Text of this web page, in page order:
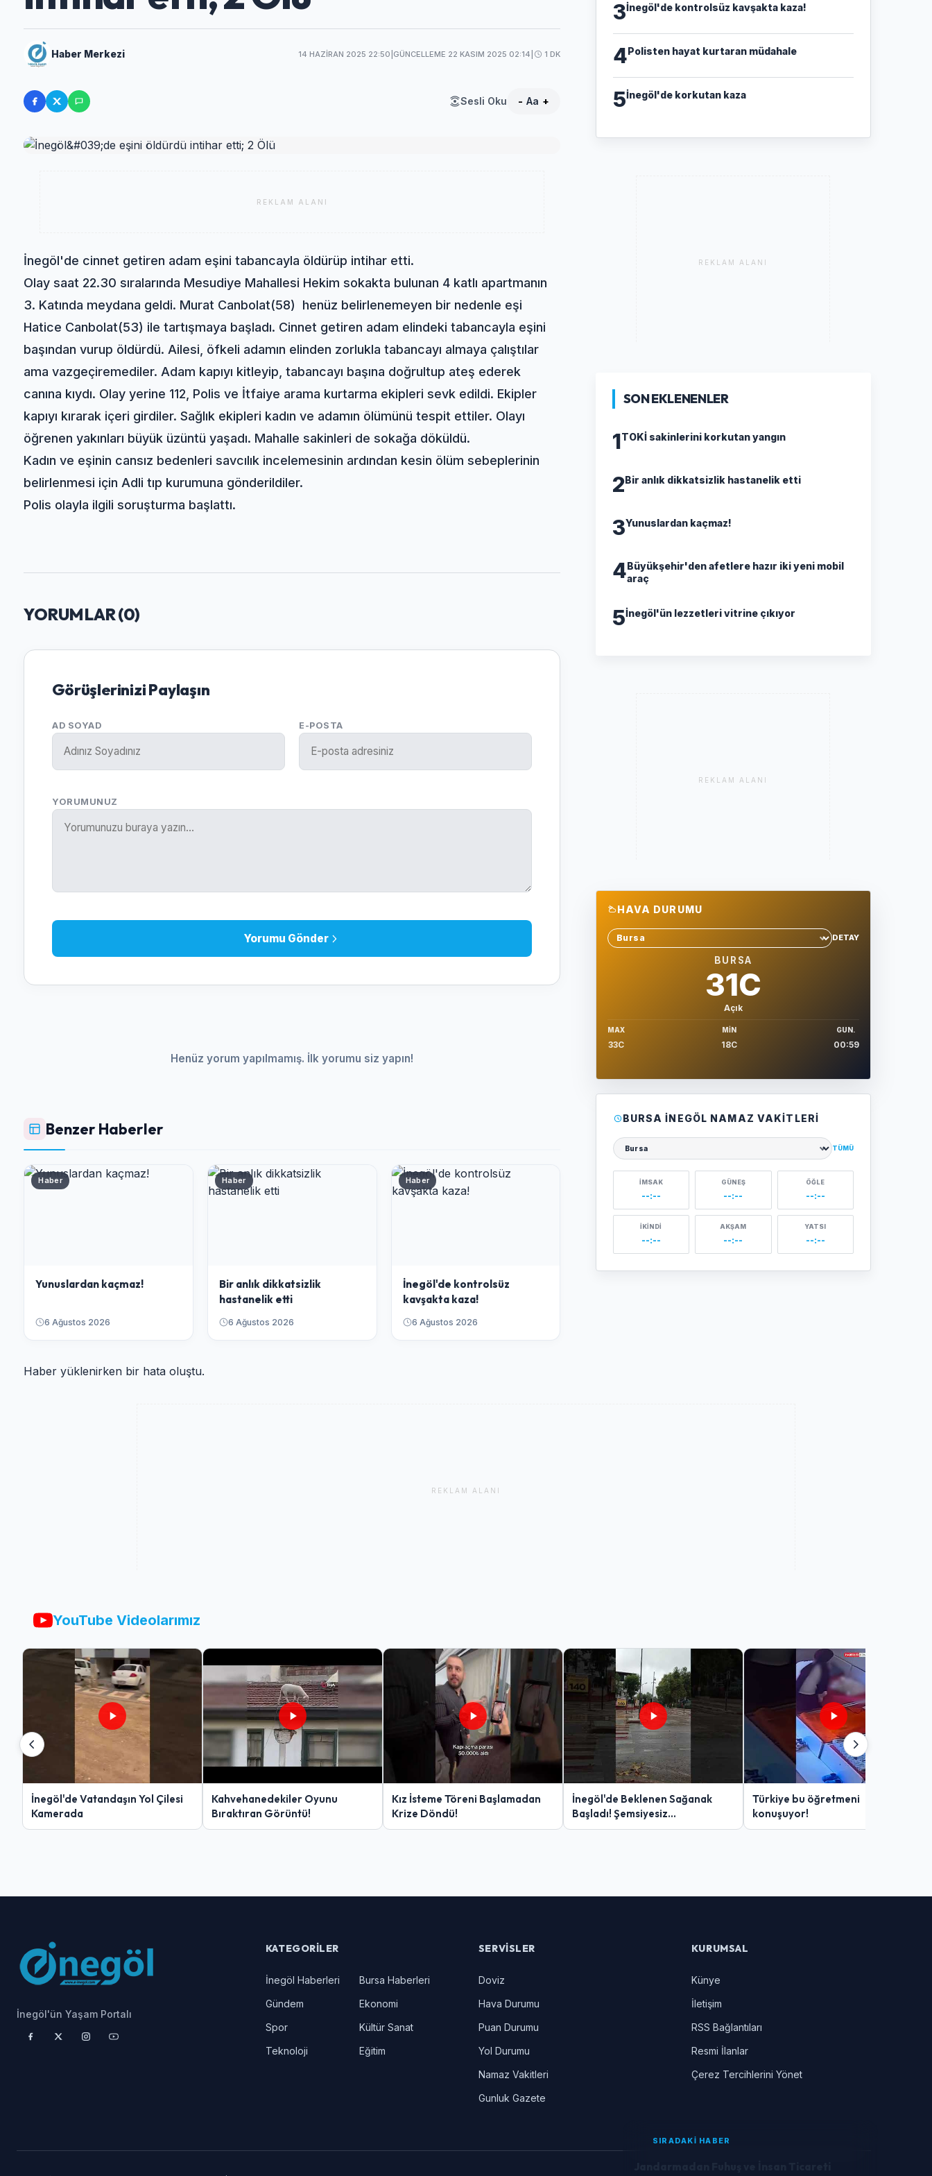
Haber Merkezi 14 HAZIRAN 2025 22:50 GÜNCELLEME 22 KASIM 2025 02:14 1 DK
Sesli Oku - Aa +
REKLAM ALANI
İnegöl'de cinnet getiren adam eşini tabancayla öldürüp intihar etti.
Olay saat 22.30 sıralarında Mesudiye Mahallesi Hekim sokakta bulunan 4 katlı apartmanın
3. Katında meydana geldi. Murat Canbolat(58) henüz belirlenemeyen bir nedenle eşi
Hatice Canbolat(53) ile tartışmaya başladı. Cinnet getiren adam elindeki tabancayla eşini
başından vurup öldürdü. Ailesi, öfkeli adamın elinden zorlukla tabancayı almaya çalıştılar
ama vazgeçiremediler. Adam kapıyı kitleyip, tabancayı başına doğrultup ateş ederek
canına kıydı. Olay yerine 112, Polis ve İtfaiye arama kurtarma ekipleri sevk edildi. Ekipler
kapıyı kırarak içeri girdiler. Sağlık ekipleri kadın ve adamın ölümünü tespit ettiler. Olayı
öğrenen yakınları büyük üzüntü yaşadı. Mahalle sakinleri de sokağa döküldü.
Kadın ve eşinin cansız bedenleri savcılık incelemesinin ardından kesin ölüm sebeplerinin
belirlenmesi için Adli tıp kurumuna gönderildiler.
Polis olayla ilgili soruşturma başlattı.
YORUMLAR (0)
Görüşlerinizi Paylaşın
AD SOYAD E-POSTA
YORUMUNUZ
Yorumu Gönder
Henüz yorum yapılmamış. İlk yorumu siz yapın!
Benzer Haberler
Haber
Yunuslardan kaçmaz!
6 Ağustos 2026
Haber
Bir anlık dikkatsizlik
hastanelik etti
6 Ağustos 2026
Haber
İnegöl'de kontrolsüz
kavşakta kaza!
6 Ağustos 2026
Haber yüklenirken bir hata oluştu.
3İnegöl'de kontrolsüz kavşakta kaza!
4Polisten hayat kurtaran müdahale
5İnegöl'de korkutan kaza
REKLAM ALANI
SON EKLENENLER
1TOKİ sakinlerini korkutan yangın
2Bir anlık dikkatsizlik hastanelik etti
3Yunuslardan kaçmaz!
4Büyükşehir'den afetlere hazır iki yeni mobil
araç
5İnegöl'ün lezzetleri vitrine çıkıyor
REKLAM ALANI
HAVA DURUMU
Sehir sec
DETAY
BURSA
31C
Açık
MAX
33C
MIN
18C
GUN.
00:59
BURSA İNEGÖL NAMAZ VAKITLERI
Şehir seçin
TÜMÜ
İMSAK
--:--
GÜNEŞ
--:--
ÖĞLE
--:--
İKINDI
--:--
AKŞAM
--:--
YATSI
--:--
REKLAM ALANI
YouTube Videolarımız
İnegöl'de Vatandaşın Yol Çilesi
Kamerada
Kahvehanedekiler Oyunu
Bıraktıran Görüntü!
Kız İsteme Töreni Başlamadan
Krize Döndü!
İnegöl'de Beklenen Sağanak
Başladı! Şemsiyesiz
Yakalananlar Zor Anlar Yaşadı
Türkiye bu öğretmeni
konuşuyor!
İnegöl'ün Yaşam Portalı
KATEGORILER
İnegöl Haberleri
Bursa Haberleri
Gündem
Ekonomi
Spor
Kültür Sanat
Teknoloji
Eğitim
SERVISLER
Doviz
Hava Durumu
Puan Durumu
Yol Durumu
Namaz Vakitleri
Gunluk Gazete
KURUMSAL
Künye
İletişim
RSS Bağlantıları
Resmi İlanlar
Çerez Tercihlerini Yönet
SIRADAKİ HABER